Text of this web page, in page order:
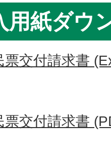
用紙ダウ
票交付請求書
票交付請求書